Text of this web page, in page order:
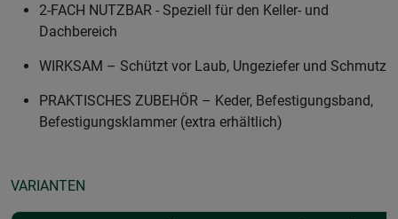
2-FACH NUTZBAR - Speziell für den Keller- und
Dachbereich
WIRKSAM – Schützt vor Laub, Ungeziefer und Schmutz
PRAKTISCHES ZUBEHÖR – Keder, Befestigungsband,
Befestigungsklammer (extra erhältlich)
VARIANTEN